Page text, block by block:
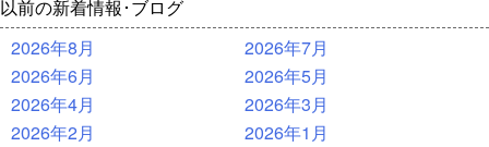
以前の新着情報･ブログ
2026年8月
2026年7月
2026年6月
2026年5月
2026年4月
2026年3月
2026年2月
2026年1月